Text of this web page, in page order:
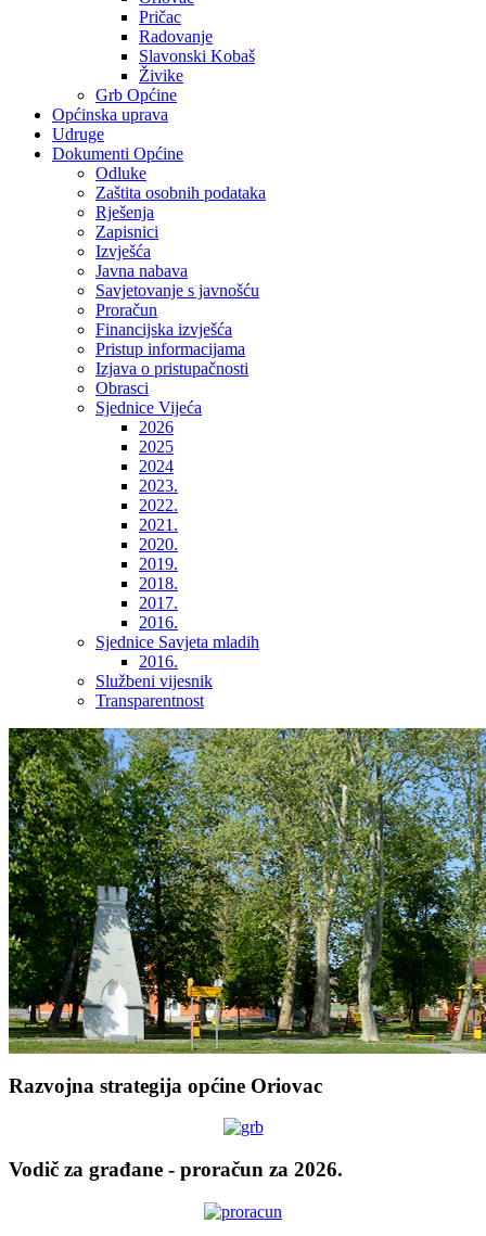
Pričac
Radovanje
Slavonski Kobaš
Živike
Grb Općine
Općinska uprava
Udruge
Dokumenti Općine
Odluke
Zaštita osobnih podataka
Rješenja
Zapisnici
Izvješća
Javna nabava
Savjetovanje s javnošću
Proračun
Financijska izvješća
Pristup informacijama
Izjava o pristupačnosti
Obrasci
Sjednice Vijeća
2026
2025
2024
2023.
2022.
2021.
2020.
2019.
2018.
2017.
2016.
Sjednice Savjeta mladih
2016.
Službeni vijesnik
Transparentnost
Razvojna strategija općine Oriovac
Vodič za građane - proračun za 2026.